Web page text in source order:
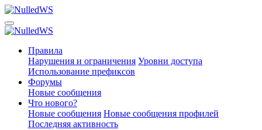
Правила
Нарушения и ограничения Уровни доступа
Использование префиксов
Форумы
Новые сообщения
Что нового?
Новые сообщения Новые сообщения профилей
Последняя активность